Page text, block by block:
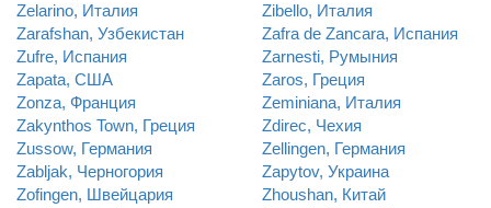
Zelarino, Италия
Zibello, Италия
Zarafshan, Узбекистан
Zafra de Zancara, Испания
Zufre, Испания
Zarnesti, Румыния
Zapata, США
Zaros, Греция
Zonza, Франция
Zeminiana, Италия
Zakynthos Town, Греция
Zdirec, Чехия
Zussow, Германия
Zellingen, Германия
Zabljak, Черногория
Zapytov, Украина
Zofingen, Швейцария
Zhoushan, Китай